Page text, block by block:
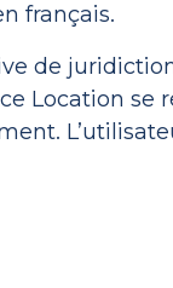
français.
de
Location se